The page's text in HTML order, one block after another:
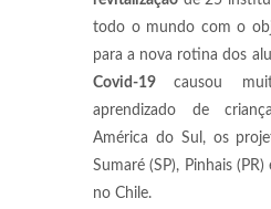
todo o mundo com o
para a nova rotina dos
Covid-19causou
aprendizado de
América do Sul, os
Sumaré (SP), Pinhais
no Chile.